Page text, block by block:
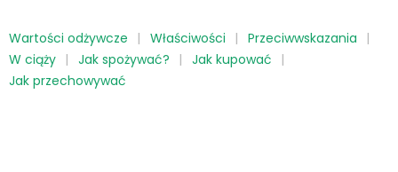
Wartości odżywcze Właściwości
Przeciwwskazania
W ciąży
Jak spożywać?
Jak kupować
Jak przechowywać